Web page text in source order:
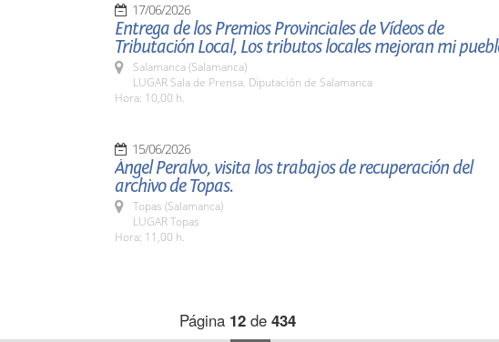
17/06/2026
Entrega de los Premios Provinciales de Vídeos de
Tributación Local, Los tributos locales mejoran mi
Salamanca (Salamanca)
LUGAR Sala de Prensa. Diputación de Salamanca
Hora: 10,00 h.
15/06/2026
Ángel Peralvo, visita los trabajos de recuperación del
archivo de Topas.
Topas (Salamanca)
LUGAR Topas
Hora: 11,00 h.
Página 12 de 434